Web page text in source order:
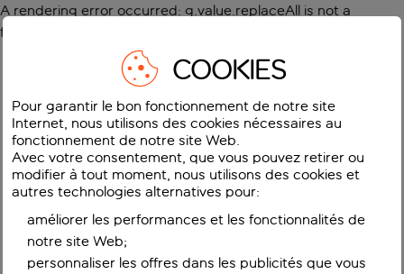
A rendering error occurred: g.value.replaceAll is not a
function
COOKIES
Pour garantir le bon fonctionnement de notre site
Internet, nous utilisons des cookies nécessaires au
fonctionnement de notre site Web.
Avec votre consentement, que vous pouvez retirer ou
modifier à tout moment, nous utilisons des cookies et
autres technologies alternatives pour:
améliorer les performances et les fonctionnalités de
notre site Web;
personnaliser les offres dans les publicités que vous